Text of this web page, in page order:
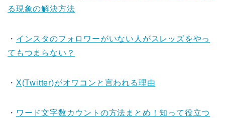
る現象の解決方法
・ インスタのフォロワーがいない人がスレッズをやっ
てもつまらない？
・ X(Twitter)がオワコンと言われる理由
・ ワード文字数カウントの方法まとめ！知って役立つ